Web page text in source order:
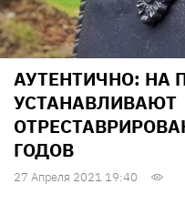
АУТЕНТИЧНО: НА
УСТАНАВЛИВАЮТ
ГОДОВ
27 Апреля 2021 19:40